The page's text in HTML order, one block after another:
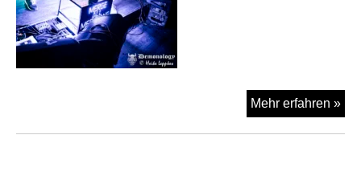
Mehr erfahren »
All